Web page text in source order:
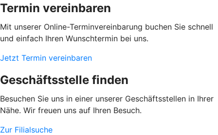
Termin vereinbaren
Mit unserer Online-Terminvereinbarung buchen Sie schnell
und einfach Ihren Wunschtermin bei uns.
Jetzt Termin vereinbaren
Geschäftsstelle finden
Besuchen Sie uns in einer unserer Geschäftsstellen in Ihrer
Nähe. Wir freuen uns auf Ihren Besuch.
Zur Filialsuche